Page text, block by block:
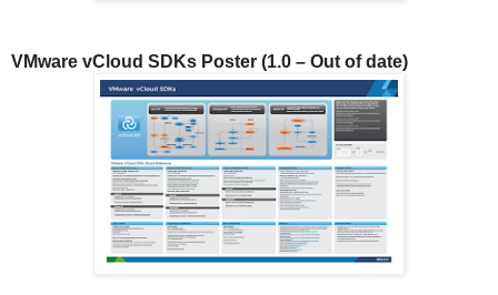
VMware vCloud SDKs Poster (1.0 – Out of date)